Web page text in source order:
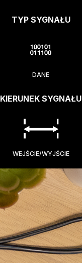
TYP SYGNAŁU
DANE
KIERUNEK SYGNAŁU
WEJŚCIE/WYJŚCIE